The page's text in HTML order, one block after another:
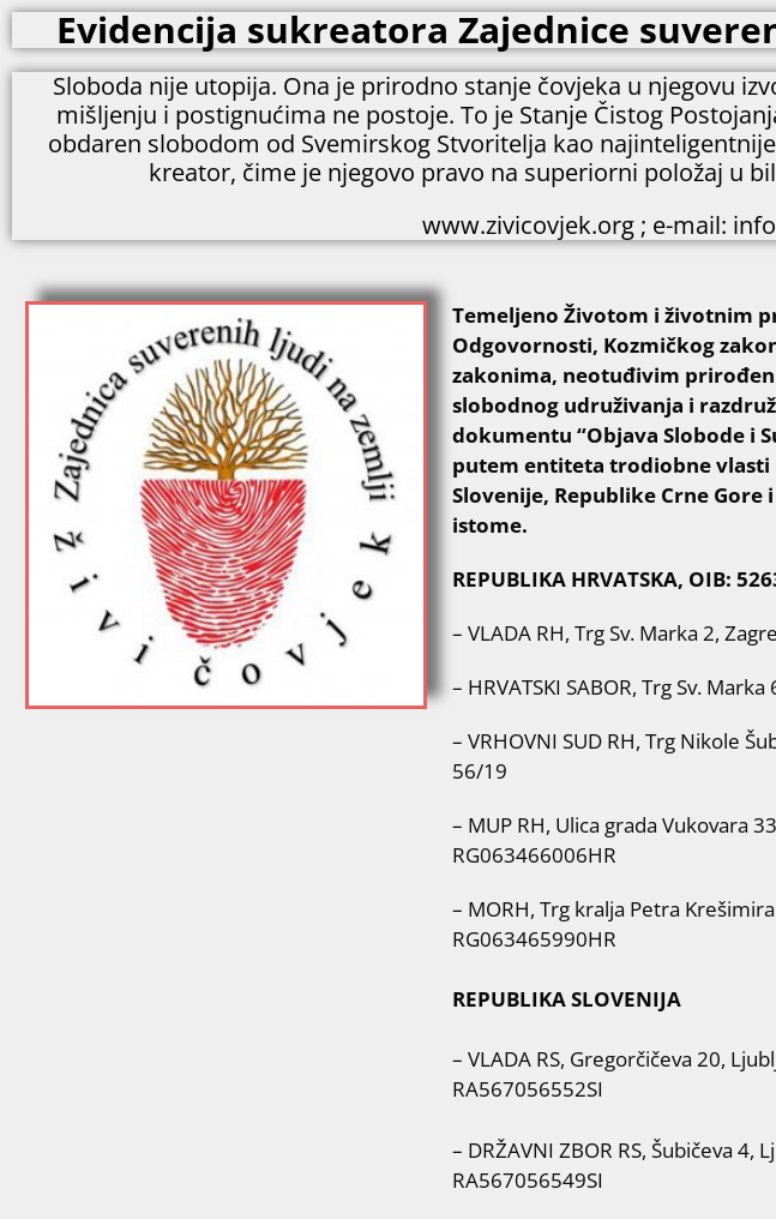
Evidencija sukreatora Zajednice
Sloboda nije utopija. Ona je prirodno stanje čovjeka u njegovu
mišljenju i postignućima ne postoje. To je Stanje Čistog
obdaren slobodom od Svemirskog Stvoritelja kao
kreator, čime je njegovo pravo na superiorni položaj u
www.zivicovjek.org ; e-mail:
Temeljeno Životom i životnim
Odgovornosti, Kozmičkog
zakonima, neotuđivim
slobodnog udruživanja i
dokumentu “Objava Slobode i
putem entiteta trodiobne vlasti
Slovenije, Republike Crne
istome.
REPUBLIKA HRVATSKA, OIB:
– VLADA RH, Trg Sv. Marka 2,
– HRVATSKI SABOR, Trg Sv.
– VRHOVNI SUD RH, Trg Nikole
56/19
– MUP RH, Ulica grada Vukovara
RG063466006HR
– MORH, Trg kralja Petra
RG063465990HR
REPUBLIKA SLOVENIJA
– VLADA RS, Gregorčičeva 20,
RA567056552SI
– DRŽAVNI ZBOR RS, Šubičeva
RA567056549SI